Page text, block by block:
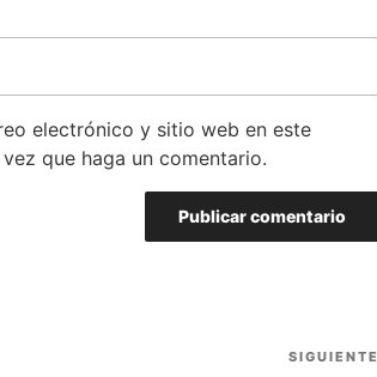
electrónico y sitio web en este
que haga un comentario.
SIGUIENTE